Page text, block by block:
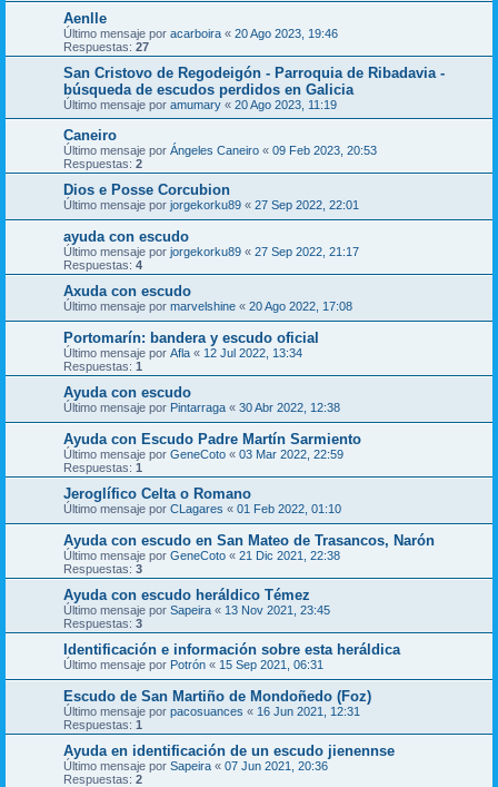
Aenlle
Último mensaje por acarboira « 20 Ago 2023, 19:46
Respuestas: 27
San Cristovo de Regodeigón - Parroquia de Ribadavia -
búsqueda de escudos perdidos en Galicia
Último mensaje por amumary « 20 Ago 2023, 11:19
Caneiro
Último mensaje por Ángeles Caneiro « 09 Feb 2023, 20:53
Respuestas: 2
Dios e Posse Corcubion
Último mensaje por jorgekorku89 « 27 Sep 2022, 22:01
ayuda con escudo
Último mensaje por jorgekorku89 « 27 Sep 2022, 21:17
Respuestas: 4
Axuda con escudo
Último mensaje por marvelshine « 20 Ago 2022, 17:08
Portomarín: bandera y escudo oficial
Último mensaje por Afla « 12 Jul 2022, 13:34
Respuestas: 1
Ayuda con escudo
Último mensaje por Pintarraga « 30 Abr 2022, 12:38
Ayuda con Escudo Padre Martín Sarmiento
Último mensaje por GeneCoto « 03 Mar 2022, 22:59
Respuestas: 1
Jeroglífico Celta o Romano
Último mensaje por CLagares « 01 Feb 2022, 01:10
Ayuda con escudo en San Mateo de Trasancos, Narón
Último mensaje por GeneCoto « 21 Dic 2021, 22:38
Respuestas: 3
Ayuda con escudo heráldico Témez
Último mensaje por Sapeira « 13 Nov 2021, 23:45
Respuestas: 3
Identificación e información sobre esta heráldica
Último mensaje por Potrón « 15 Sep 2021, 06:31
Escudo de San Martiño de Mondoñedo (Foz)
Último mensaje por pacosuances « 16 Jun 2021, 12:31
Respuestas: 1
Ayuda en identificación de un escudo jienennse
Último mensaje por Sapeira « 07 Jun 2021, 20:36
Respuestas: 2